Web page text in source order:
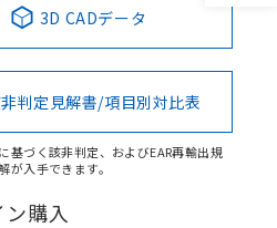
3D CADデータ
判定見解書/項目別対比表
基づく該非判定、およびEAR再輸出規
が入手できます。
購入